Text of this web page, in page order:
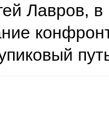
Лавров, в